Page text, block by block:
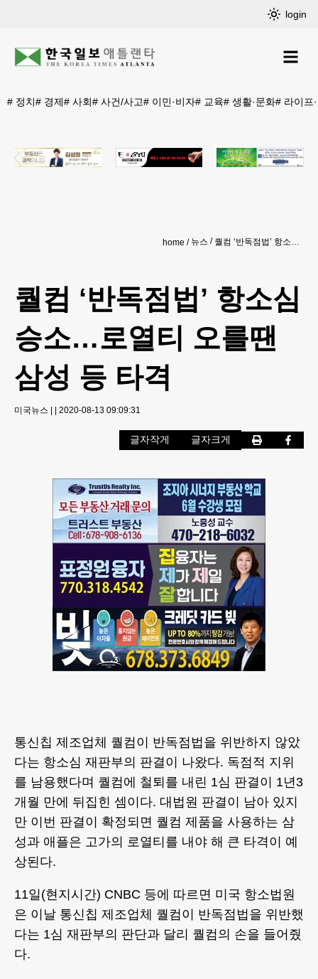
login
# 정치# 경제# 사회# 사건/사고# 이민·비자# 교육# 생활·문화# 라이프
home 뉴스 퀄컴 ‘반독점법’ 항소심 승소…로열티 오를땐 삼성 등 타격
퀄컴 ‘반독점법’ 항소심
승소…로열티 오를땐
삼성 등 타격
미국뉴스 | | 2020-08-13 09:09:31
글자작게 글자크게
통신칩 제조업체 퀄컴이 반독점법을 위반하지 않았
다는 항소심 재판부의 판결이 나왔다. 독점적 지위
를 남용했다며 퀄컴에 철퇴를 내린 1심 판결이 1년3
개월 만에 뒤집힌 셈이다. 대법원 판결이 남아 있지
만 이번 판결이 확정되면 퀄컴 제품을 사용하는 삼
성과 애플은 고가의 로열티를 내야 해 큰 타격이 예
상된다.
11일(현지시간) CNBC 등에 따르면 미국 항소법원
은 이날 통신칩 제조업체 퀄컴이 반독점법을 위반했
다는 1심 재판부의 판단과 달리 퀄컴의 손을 들어줬
다.